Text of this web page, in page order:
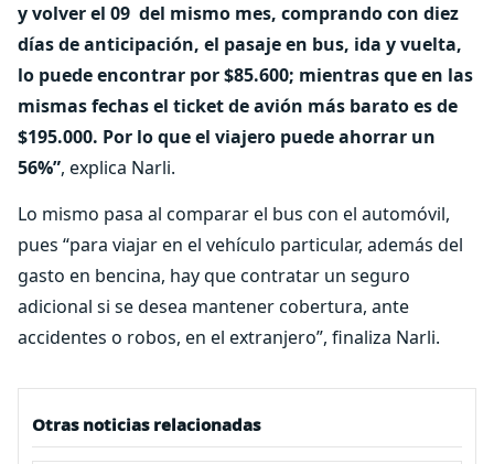
y volver el 09 del mismo mes, comprando con diez
días de anticipación, el pasaje en bus, ida y vuelta,
lo puede encontrar por $85.600; mientras que en las
mismas fechas el ticket de avión más barato es de
$195.000. Por lo que el viajero puede ahorrar un
56%”, explica Narli.
Lo mismo pasa al comparar el bus con el automóvil,
pues “para viajar en el vehículo particular, además del
gasto en bencina, hay que contratar un seguro
adicional si se desea mantener cobertura, ante
accidentes o robos, en el extranjero”, finaliza Narli.
Otras noticias relacionadas